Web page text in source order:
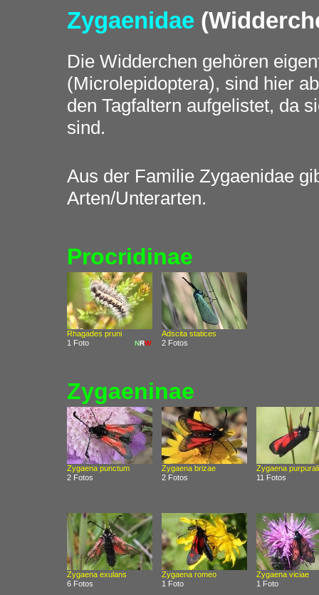
Zygaenidae
Die Widderchen gehören
(Microlepidoptera), sind hier
den Tagfaltern aufgelistet, da
sind.
Aus der Familie Zygaenidae
Arten/Unterarten.
Procridinae
Rhagades pruni
1 Foto
NRW
Adscita statices
2 Fotos
Zygaeninae
Zygaena punctum
2 Fotos
Zygaena brizae
2 Fotos
Zygaena
11 Fotos
Zygaena exulans
6 Fotos
Zygaena romeo
1 Foto
Zygaena viciae
1 Foto